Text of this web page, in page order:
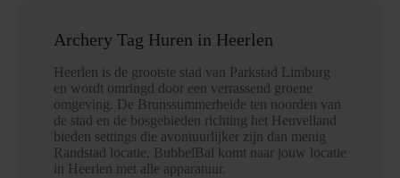
Archery Tag Huren in Heerlen
Heerlen is de grootste stad van Parkstad Limburg
en wordt omringd door een verrassend groene
omgeving. De Brunssummerheide ten noorden van
de stad en de bosgebieden richting het Heuvelland
bieden settings die avontuurlijker zijn dan menig
Randstad locatie. BubbelBal komt naar jouw locatie
in Heerlen met alle apparatuur.